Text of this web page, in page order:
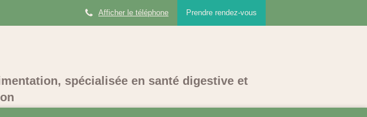
Prendre rendez-vous
Afficher le téléphone
spécialisée en santé digestive et